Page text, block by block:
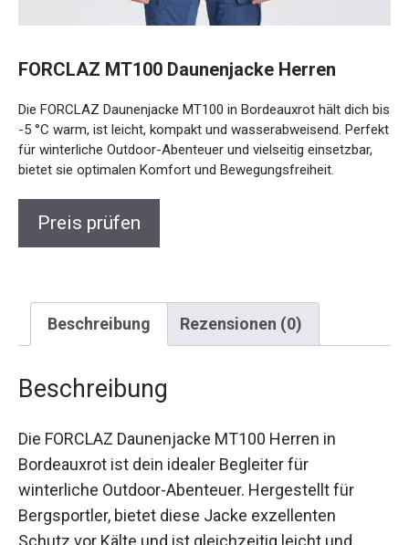
bis -5 °C warm, ist leicht, kompakt und wasserabweisend.
Perfekt für winterliche Outdoor-Abenteuer und vielseitig
einsetzbar, bietet sie optimalen Komfort und
Bewegungsfreiheit.
Preis prüfen
Beschreibung Rezensionen (0)
Beschreibung
Die FORCLAZ Daunenjacke MT100 Herren in
Bordeauxrot ist dein idealer Begleiter für
winterliche Outdoor-Abenteuer. Hergestellt für
Bergsportler, bietet diese Jacke exzellenten